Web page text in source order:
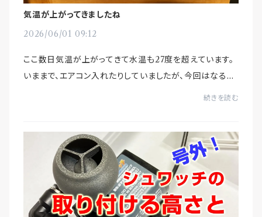
気温が上がってきましたね
2026/06/01 09:12
ここ数日気温が上がってきて水温も27度を超えています。
いままで、エアコン入れたりしていましたが、今回はなるべ
く入れないようにして様子を見てみようと思っています。さ
続きを読む